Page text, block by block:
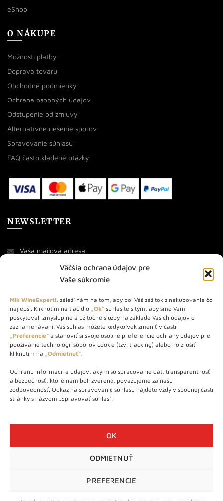
Väčšia ochrana údajov pre
Vaše súkromie
Milí WineExperti, záleží nám na tom, aby bol Váš zážitok z nakupovania čo
najlepší. Kliknutím na tlačidlo „Ok“ súhlasíte s tým, aby sme Vám
poskytovali zmysluplné a užitočné služby na základe Vašich údajov o
zaznamenávaní. Váš súhlas môžete kedykoľvek zmeniť v časti
„Preferencie“ a stanoviť si svoje osobné preferencie ochrany údajov pre
používanie technológií súborov cookie (tzv. tracking) alebo ho zrušiť
kliknutím na „Odmietnuť“.
Ochranu informácií a údajov, akými sú spracovanie dát, transparentnosť
a bezpečnosť, ktoré nám boli zverené, považujeme za našu
zodpovednosť. Odkaz na spravovanie súhlasu nájdete vždy v spodnej časti
stránky s názvom „Spravovať súhlas“.
OK
ODMIETNUŤ
PREFERENCIE
eShop
O NÁKUPE
Možnosti platby
Doprava tovaru
Obchodné podmienky
Ochrana osobných údajov
Odstúpenie od zmluvy
Alternatívne riešenie sporov
Spravovanie súhlasu
FAQ často kladené otázky
NEWSLETTER
O NÁS
STORE – obchod s vínom a destilátmi od roku 2010. Na našej
webovej stránke predávame viac ako 1000+ značkových
produktov.
Info tel.: +421 917 779 888
Vínotéka: +421 917 888 879
Vínotéka: Bratislavská 49/B, Bratislava 841 06
779 888 | e-mail:info@wineexpert.sk
ochranou súkromia
a podmienkami používania